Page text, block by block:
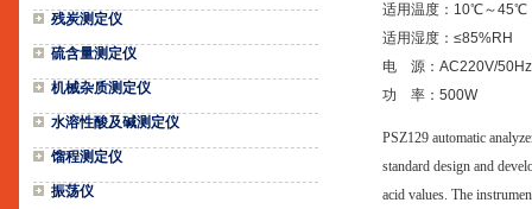
残炭测定仪
硫含量测定仪
机械杂质测定仪
水溶性酸及碱测定仪
馏程测定仪
振荡仪
适用温度：10℃～45℃
适用湿度：≤85%RH
电 源：AC220V/50Hz
功 率：500W
PSZ129 automatic
standard design and
acid values. The